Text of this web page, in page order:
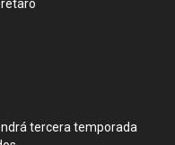
tercera temporada